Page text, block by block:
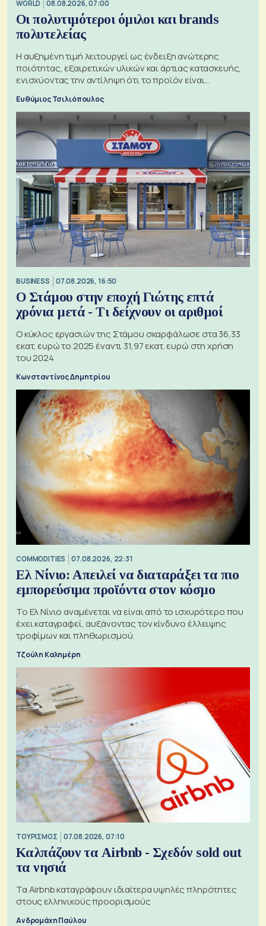
WORLD 08.08.2026, 07:00
Οι πολυτιμότεροι όμιλοι και brands
πολυτελείας
Η αυξημένη τιμή λειτουργεί ως ένδειξη ανώτερης
ποιότητας, εξαιρετικών υλικών και άρτιας κατασκευής,
ενισχύοντας την αντίληψη ότι το προϊόν είναι
Ευθύμιος Τσιλιόπουλος
BUSINESS 07.08.2026, 16:50
Ο Στάμου στην εποχή Γιώτης επτά
χρόνια μετά - Τι δείχνουν οι αριθμοί
Ο κύκλος εργασιών της Στάμου σκαρφάλωσε στα 36,33
εκατ. ευρώ το 2025 έναντι 31,97 εκατ. ευρώ στη χρήση
του 2024
Κωνσταντίνος Δημητρίου
COMMODITIES 07.08.2026, 22:31
Ελ Νίνιο: Απειλεί να διαταράξει τα πιο
εμπορεύσιμα προϊόντα στον κόσμο
Το Ελ Νίνιο αναμένεται να είναι από το ισχυρότερο που
έχει καταγραφεί, αυξάνοντας τον κίνδυνο έλλειψης
τροφίμων και πληθωρισμού.
Τζούλη Καλημέρη
ΤΟΥΡΙΣΜΟΣ 07.08.2026, 07:10
Καλπάζουν τα Airbnb - Σχεδόν sold out
τα νησιά
Τα Airbnb καταγράφουν ιδιαίτερα υψηλές πληρότητες
στους ελληνικούς προορισμούς
Ανδρομάχη Παύλου